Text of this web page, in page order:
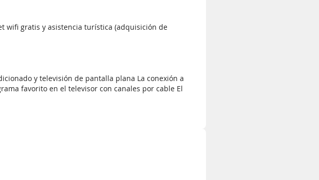
wifi gratis y asistencia turística (adquisición de
y televisión de pantalla plana La conexión a
favorito en el televisor con canales por cable El